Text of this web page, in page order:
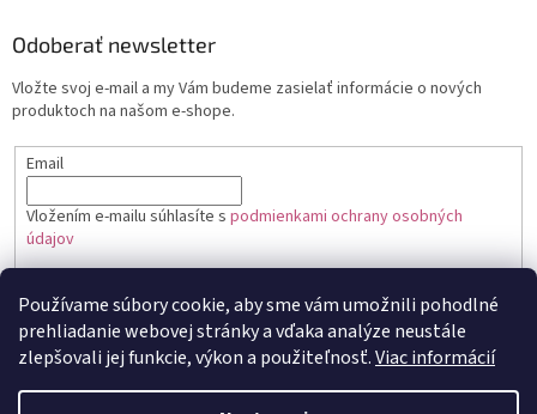
Používame súbory cookie, aby sme vám umožnili pohodlné
prehliadanie webovej stránky a vďaka analýze neustále
zlepšovali jej funkcie, výkon a použiteľnosť.Viac informácií
Odoberať newsletter
Vložte svoj e-mail a my Vám budeme zasielať informácie o nových
produktoch na našom e-shope.
Email
Vložením e-mailu súhlasíte s podmienkami ochrany osobných
údajov
PRIHLÁSIŤ SA